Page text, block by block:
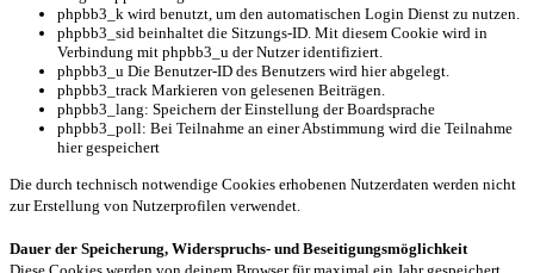
phpbb3_k wird benutzt, um den automatischen Login Dienst zu nutzen.
phpbb3_sid beinhaltet die Sitzungs-ID. Mit diesem Cookie wird in
Verbindung mit phpbb3_u der Nutzer identifiziert.
phpbb3_u Die Benutzer-ID des Benutzers wird hier abgelegt.
phpbb3_track Markieren von gelesenen Beiträgen.
phpbb3_lang: Speichern der Einstellung der Boardsprache
phpbb3_poll: Bei Teilnahme an einer Abstimmung wird die Teilnahme
hier gespeichert
Die durch technisch notwendige Cookies erhobenen Nutzerdaten werden nicht
zur Erstellung von Nutzerprofilen verwendet.
Dauer der Speicherung, Widerspruchs- und Beseitigungsmöglichkeit